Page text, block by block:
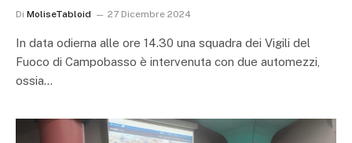
Di MoliseTabloid 27 Dicembre 2024
In data odierna alle ore 14.30 una squadra dei Vigili del
Fuoco di Campobasso è intervenuta con due automezzi,
ossia…